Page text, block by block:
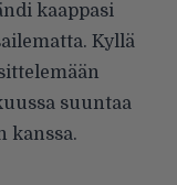
kaappasi
Kyllä
suuntaa
kanssa.